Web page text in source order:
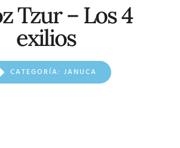
Tzur – Los 4
exilios
CATEGORÍA: JANUCA